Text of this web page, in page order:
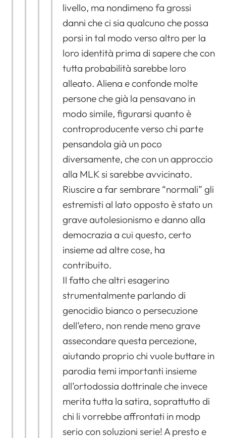
livello, ma nondimeno fa grossi
danni che ci sia qualcuno che possa
porsi in tal modo verso altro per la
loro identità prima di sapere che con
tutta probabilità sarebbe loro
alleato. Aliena e confonde molte
persone che già la pensavano in
modo simile, figurarsi quanto è
controproducente verso chi parte
pensandola già un poco
diversamente, che con un approccio
alla MLK si sarebbe avvicinato.
Riuscire a far sembrare “normali” gli
estremisti al lato opposto è stato un
grave autolesionismo e danno alla
democrazia a cui questo, certo
insieme ad altre cose, ha
contribuito.
Il fatto che altri esagerino
strumentalmente parlando di
genocidio bianco o persecuzione
dell’etero, non rende meno grave
assecondare questa percezione,
aiutando proprio chi vuole buttare in
parodia temi importanti insieme
all’ortodossia dottrinale che invece
merita tutta la satira, soprattutto di
chi li vorrebbe affrontati in modp
serio con soluzioni serie! A presto e